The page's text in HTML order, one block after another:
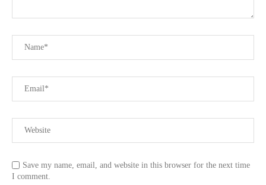
Save my name, email, and website in this browser for the next time
I comment.